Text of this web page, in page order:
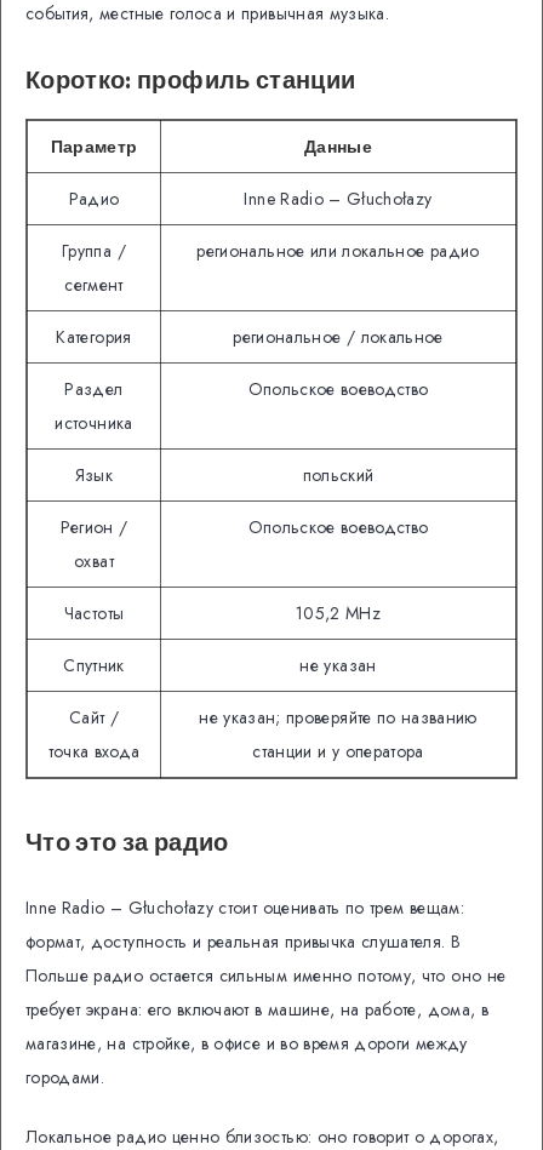
события, местные голоса и привычная музыка.
Коротко: профиль станции
Параметр Данные
Радио Inne Radio – Głuchołazy
Группа /
сегмент
региональное или локальное радио
Категория региональное / локальное
Раздел
источника
Опольское воеводство
Язык польский
Регион /
охват
Опольское воеводство
Частоты 105,2 MHz
Спутник не указан
Сайт /
точка входа
не указан; проверяйте по названию
станции и у оператора
Что это за радио
Inne Radio – Głuchołazy стоит оценивать по трем вещам:
формат, доступность и реальная привычка слушателя. В
Польше радио остается сильным именно потому, что оно не
требует экрана: его включают в машине, на работе, дома, в
магазине, на стройке, в офисе и во время дороги между
городами.
Локальное радио ценно близостью: оно говорит о дорогах,